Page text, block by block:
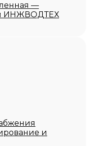
—
ИНЖВОДТЕХ
и